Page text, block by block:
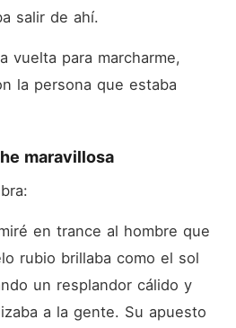
salir de ahí.
vuelta para marcharme,
la persona que estaba
maravillosa
en trance al hombre que
rubio brillaba como el sol
un resplandor cálido y
a la gente. Su apuesto